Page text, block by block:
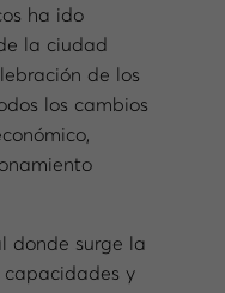
ha ido
la ciudad
de los
los cambios
donde surge la
y